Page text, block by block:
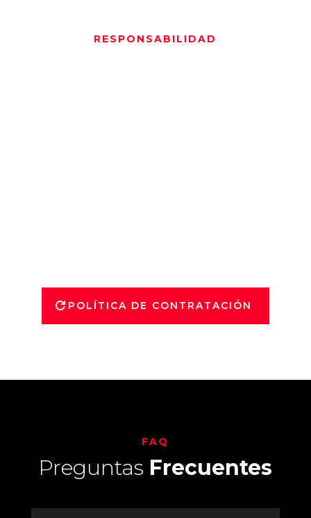
RESPONSABILIDAD
POLÍTICA DE CONTRATACIÓN
FAQ
Preguntas Frecuentes